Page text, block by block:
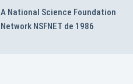
A National Science Foundation
Network NSFNET de 1986